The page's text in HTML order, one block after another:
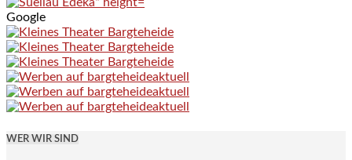
Google
WER WIR SIND